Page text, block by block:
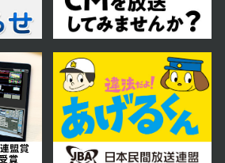
2026年06月05日 放送
第31話
2026年06月04日 放送
第30話